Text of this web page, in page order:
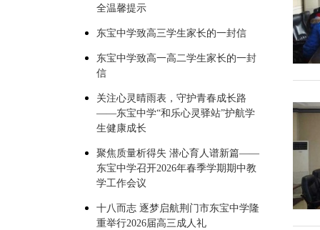
全温馨提示
东宝中学致高三学生家长的一封信
东宝中学致高一高二学生家长的一封
信
关注心灵晴雨表，守护青春成长路
——东宝中学“和乐心灵驿站”护航学
生健康成长
聚焦质量析得失 潜心育人谱新篇——
东宝中学召开2026年春季学期期中教
学工作会议
十八而志 逐梦启航荆门市东宝中学隆
重举行2026届高三成人礼